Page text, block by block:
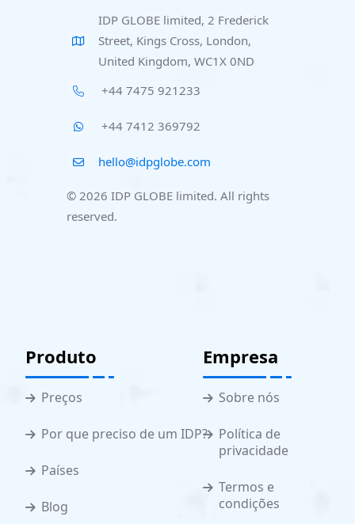
IDP GLOBE limited, 2 Frederick
Street, Kings Cross, London,
United Kingdom, WC1X 0ND
+44 7475 921233
+44 7412 369792
hello@idpglobe.com
© 2026 IDP GLOBE limited. All rights
reserved.
Produto
Preços
Por que preciso de um IDP?
Países
Blog
Empresa
Sobre nós
Política de
privacidade
Termos e
condições